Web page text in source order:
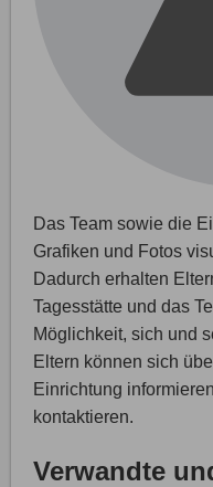
Das Team sowie die
Grafiken und Fotos
Dadurch erhalten
Tagesstätte und das
Möglichkeit, sich und
Eltern können sich
Einrichtung
kontaktieren.
Verwandte